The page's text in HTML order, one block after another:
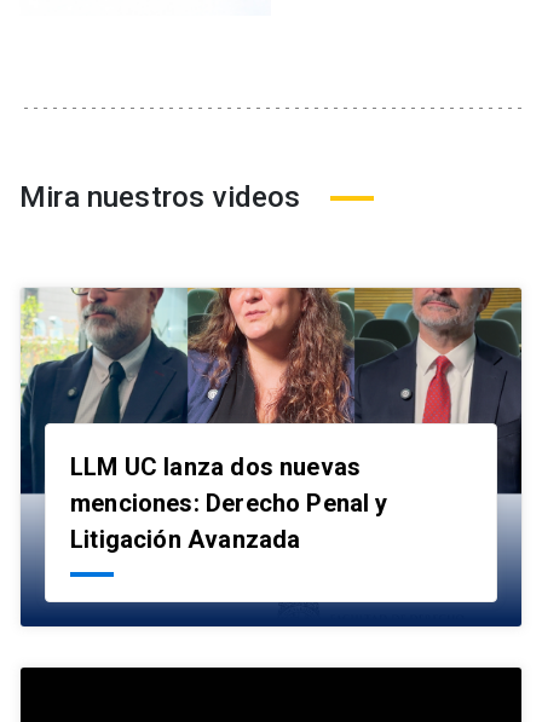
Mira nuestros videos
LLM UC lanza dos nuevas
menciones: Derecho Penal y
Litigación Avanzada